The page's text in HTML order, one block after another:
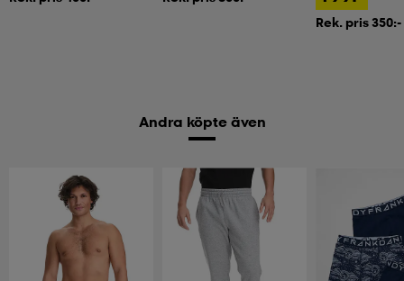
Rek. pris 350:-
Andra köpte även